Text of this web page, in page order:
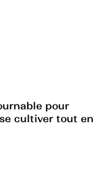
pour
cultiver tout en